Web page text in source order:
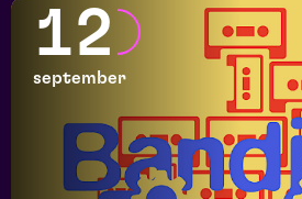
12
september